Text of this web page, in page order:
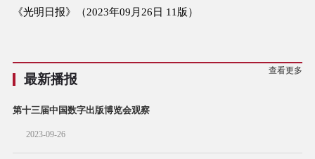
《光明日报》（2023年09月26日 11版）
最新播报
查看更多
第十三届中国数字出版博览会观察
2023-09-26